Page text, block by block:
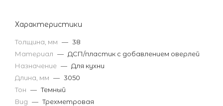
Характеристики
Толщина, мм — 38
Материал — ДСП/пластик с добавлением оверлей
Назначение — Для кухни
Длина, мм — 3050
Тон — Темный
Вид — Трехметровая